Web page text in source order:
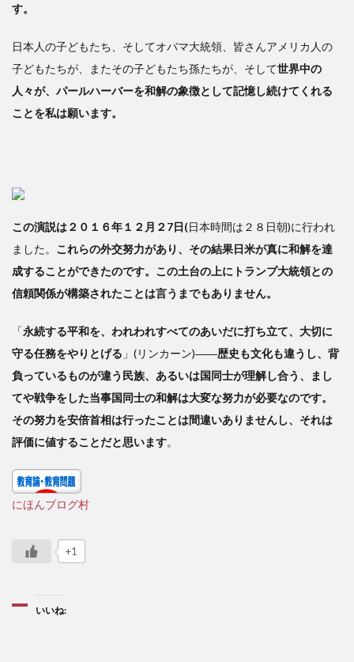
す。
日本人の子どもたち、そしてオバマ大統領、皆さんアメリカ人の
子どもたちが、またその子どもたち孫たちが、そして世界中の
人々が、パールハーバーを和解の象徴として記憶し続けてくれる
ことを私は願います。
この演説は２０１６年１２月２7日(日本時間は２８日朝)に行われ
ました。 これらの外交努力があり、その結果日米が真に和解を達
成することができたのです。この土台の上にトランプ大統領との
信頼関係が構築されたことは言うまでもありません。
「永続する平和を、われわれすべてのあいだに打ち立て、大切に
守る任務をやりとげる 」(リンカーン)――歴史も文化も違うし、背
負っているものが違う民族、あるいは国同士が理解し合う、まし
てや戦争をした当事国同士の和解は大変な努力が必要なのです。
その努力を安倍首相は行ったことは間違いありませんし、それは
評価に値することだと思います。
にほんブログ村
+1
いいね: